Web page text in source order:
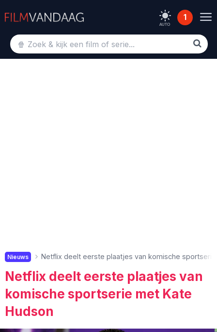
AUTO
1
Nieuws Netflix deelt eerste plaatjes van komische
Netflix deelt eerste plaatjes van
komische sportserie met Kate
Hudson